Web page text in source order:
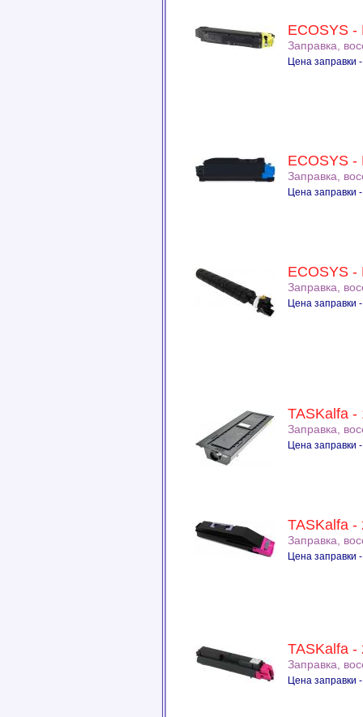
ECOSYS -
Заправка,
Цена заправки
ECOSYS -
Заправка,
Цена заправки
ECOSYS -
Заправка,
Цена заправки
TASKalfa -
Заправка,
Цена заправки
TASKalfa -
Заправка,
Цена заправки
TASKalfa -
Заправка,
Цена заправки